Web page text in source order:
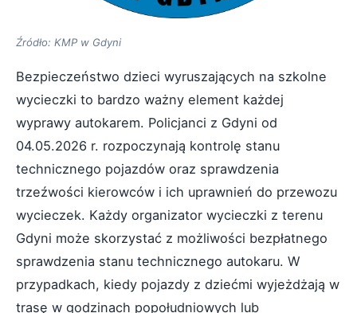
Źródło: KMP w Gdyni
Bezpieczeństwo dzieci wyruszających na szkolne
wycieczki to bardzo ważny element każdej
wyprawy autokarem. Policjanci z Gdyni od
04.05.2026 r. rozpoczynają kontrolę stanu
technicznego pojazdów oraz sprawdzenia
trzeźwości kierowców i ich uprawnień do przewozu
wycieczek. Każdy organizator wycieczki z terenu
Gdyni może skorzystać z możliwości bezpłatnego
sprawdzenia stanu technicznego autokaru. W
przypadkach, kiedy pojazdy z dziećmi wyjeżdżają w
trasę w godzinach popołudniowych lub